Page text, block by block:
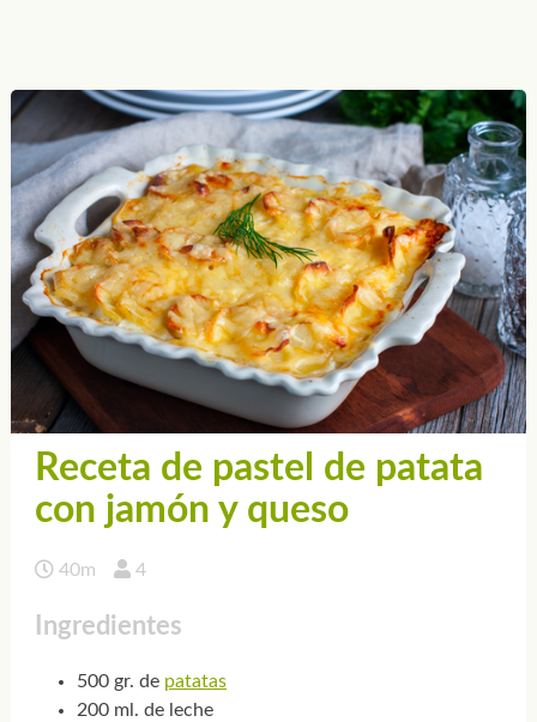
Receta de pastel de patata
con jamón y queso
40m 4
Ingredientes
500 gr. de patatas
200 ml. de leche